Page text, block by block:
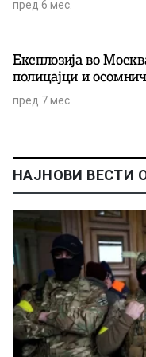
пред 6 мес.
Експлозија во
полицајци и
пред 7 мес.
НАЈНОВИ ВЕСТИ